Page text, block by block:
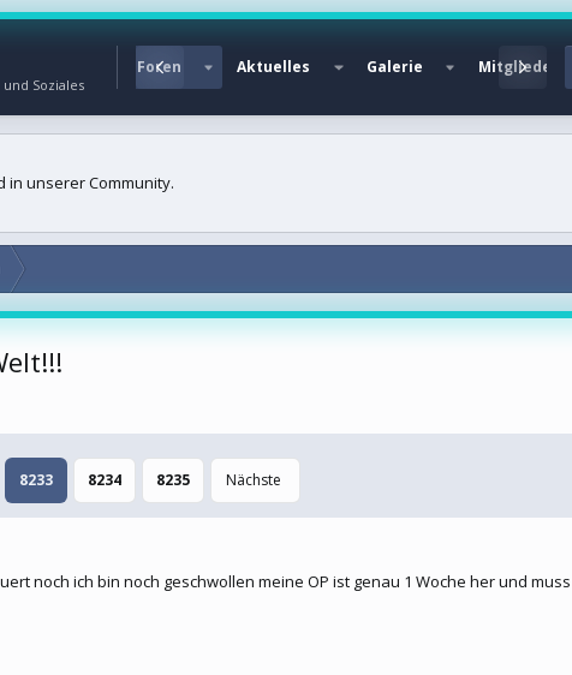
Soziales
Foren Aktuelles Galerie Mitglieder
in unserer Community.
8233 8234 8235 Nächste
noch ich bin noch geschwollen meine OP ist genau 1 Woche her und